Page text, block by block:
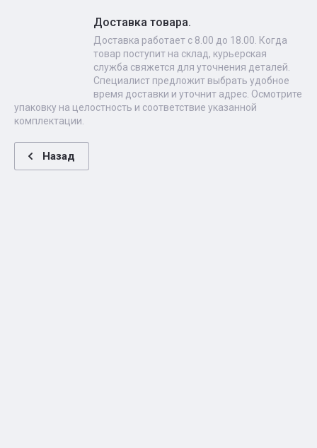
Доставка товара.
Доставка работает с 8.00 до 18.00. Когда
товар поступит на склад, курьерская
служба свяжется для уточнения деталей.
Специалист предложит выбрать удобное
время доставки и уточнит адрес. Осмотрите
упаковку на целостность и соответствие указанной
комплектации.
Назад